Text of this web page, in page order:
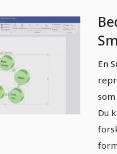
En
Du